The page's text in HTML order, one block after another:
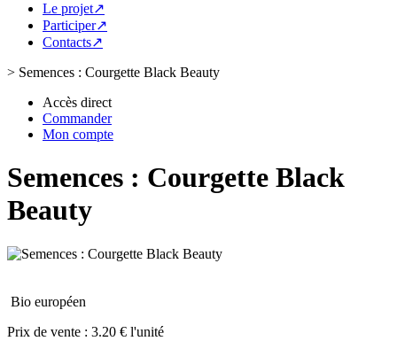
Le projet↗
Participer↗
Contacts↗
> Semences : Courgette Black Beauty
Accès direct
Commander
Mon compte
Semences : Courgette Black
Beauty
Bio européen
Prix de vente : 3.20 € l'unité